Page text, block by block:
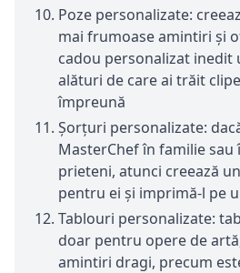
Poze personalizate:
mai frumoase amintiri și
cadou personalizat inedit
alături de care ai trăit
împreună
Șorțuri personalizate:
MasterChef în familie sau
prieteni, atunci creează
pentru ei și imprimă-l pe
Tablouri personalizate:
doar pentru opere de
amintiri dragi, precum